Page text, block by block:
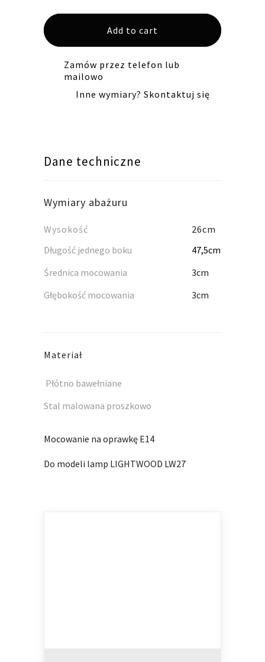
żołta
Add to cart
Zamów przez telefon lub
mailowo
Inne wymiary? Skontaktuj się
Dane techniczne
Wymiary abażuru
Wysokość
26cm
Długość jednego boku
47,5cm
Średnica mocowania
3cm
Głębokość mocowania
3cm
Materiał
Płótno bawełniane
Stal malowana proszkowo
Mocowanie na oprawkę E14
Do modeli lamp LIGHTWOOD LW27